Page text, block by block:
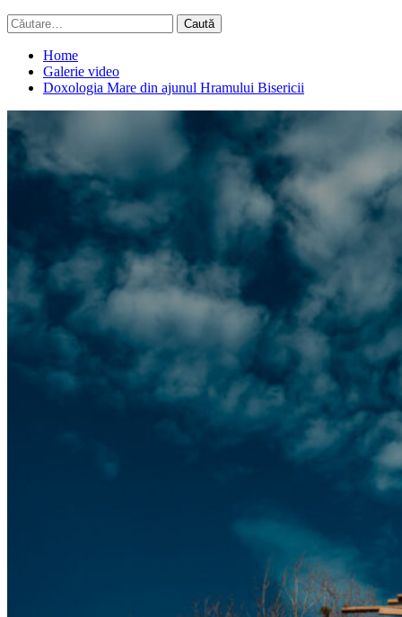
Caută
după:
Home
Galerie video
Doxologia Mare din ajunul Hramului Bisericii